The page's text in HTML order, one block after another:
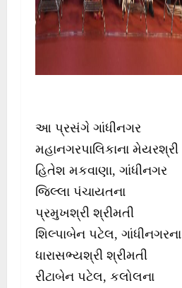
આ પ્રસંગે ગાંધીનગર
મહાનગરપાલિકાના મેયરશ્રી
હિતેશ મકવાણા, ગાંધીનગર
જિલ્લા પંચાયતના
પ્રમુખશ્રી શ્રીમતી
શિલ્પાબેન પટેલ, ગાંધીનગરના
ધારાસભ્યશ્રી શ્રીમતી
રીટાબેન પટેલ, કલોલના